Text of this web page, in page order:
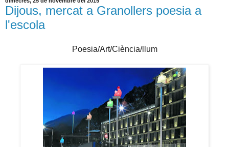
Dijous, mercat a Granollers poesia a
l'escola
Poesia/Art/Ciència/llum